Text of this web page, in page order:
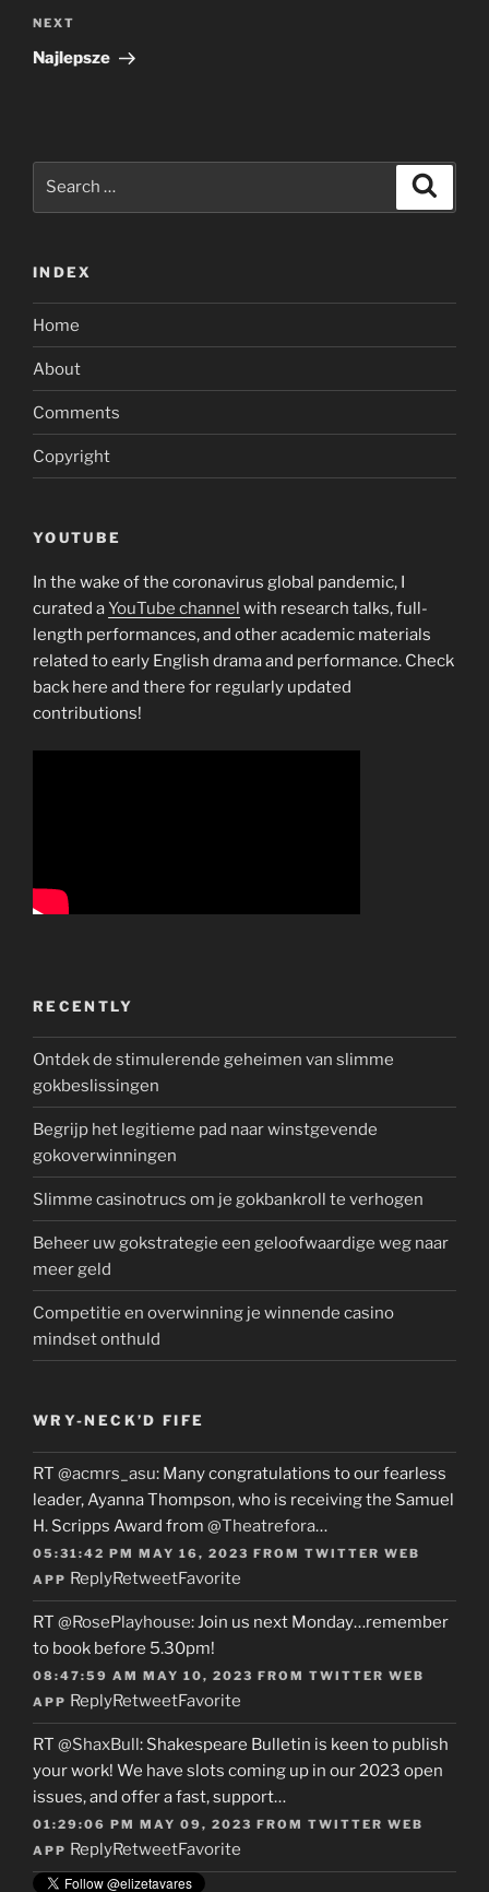
Next
Post
NEXT
Najlepsze
INDEX
Home
About
Comments
Copyright
YOUTUBE
In the wake of the coronavirus global pandemic, I
curated aYouTube channel with research talks, full-
length performances, and other academic materials
related to early English drama and performance. Check
back here and there for regularly updated
contributions!
RECENTLY
Ontdek de stimulerende geheimen van slimme
gokbeslissingen
Begrijp het legitieme pad naar winstgevende
gokoverwinningen
Slimme casinotrucs om je gokbankroll te verhogen
Beheer uw gokstrategie een geloofwaardige weg naar
meer geld
Competitie en overwinning je winnende casino
mindset onthuld
WRY-NECK’D FIFE
RT @acmrs_asu: Many congratulations to our fearless
leader, Ayanna Thompson, who is receiving the Samuel
H. Scripps Award from @Theatrefora…
05:31:42 PM MAY 16, 2023 FROM TWITTER WEB
APP ReplyRetweetFavorite
RT @RosePlayhouse: Join us next Monday…remember
to book before 5.30pm!
08:47:59 AM MAY 10, 2023 FROM TWITTER WEB
APP ReplyRetweetFavorite
RT @ShaxBull: Shakespeare Bulletin is keen to publish
your work! We have slots coming up in our 2023 open
issues, and offer a fast, support…
01:29:06 PM MAY 09, 2023 FROM TWITTER WEB
APP ReplyRetweetFavorite